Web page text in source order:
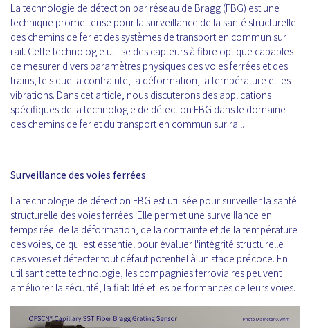
La technologie de détection par réseau de Bragg (FBG) est une
technique prometteuse pour la surveillance de la santé structurelle
des chemins de fer et des systèmes de transport en commun sur
rail. Cette technologie utilise des capteurs à fibre optique capables
de mesurer divers paramètres physiques des voies ferrées et des
trains, tels que la contrainte, la déformation, la température et les
vibrations. Dans cet article, nous discuterons des applications
spécifiques de la technologie de détection FBG dans le domaine
des chemins de fer et du transport en commun sur rail.
Surveillance des voies ferrées
La technologie de détection FBG est utilisée pour surveiller la santé
structurelle des voies ferrées. Elle permet une surveillance en
temps réel de la déformation, de la contrainte et de la température
des voies, ce qui est essentiel pour évaluer l'intégrité structurelle
des voies et détecter tout défaut potentiel à un stade précoce. En
utilisant cette technologie, les compagnies ferroviaires peuvent
améliorer la sécurité, la fiabilité et les performances de leurs voies.